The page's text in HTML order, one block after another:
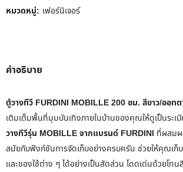
หมวดหมู่: เฟอร์นิเจอร์
คำอธิบาย
ตู้วางทีวี FURDINI MOBILLE 200 ซม. สีขาว/ออทต
เติมเต็มพื้นที่มุมบันเทิงภายในบ้านของคุณให้ดูเป็นระเ
วางทีวีรุ่น MOBILLE จากแบรนด์ FURDINI ที่ผสมผ
สมัยกับฟังก์ชันการจัดเก็บอย่างครบครัน ช่วยให้คุณเก็
และของใช้ต่าง ๆ ได้อย่างเป็นสัดส่วน โดดเด่นด้วยโทน